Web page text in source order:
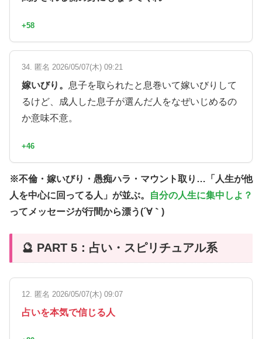
+58
34. 匿名 2026/05/07(木) 09:21
嫁いびり。 息子を取られたと息巻いて嫁いびりして
るけど、成人した息子が選んだ人をなぜいじめるの
か意味不意。
+46
※不倫・嫁いびり・愚痴ハラ・マウント取り…「人生が他
人を中心に回ってる人」が並ぶ。
自分の人生に集中しよ？
ってメッセージが行間から漂う(´∀｀)
🔮 PART 5：占い・スピリチュアル系
12. 匿名 2026/05/07(木) 09:07
占いを本気で信じる人